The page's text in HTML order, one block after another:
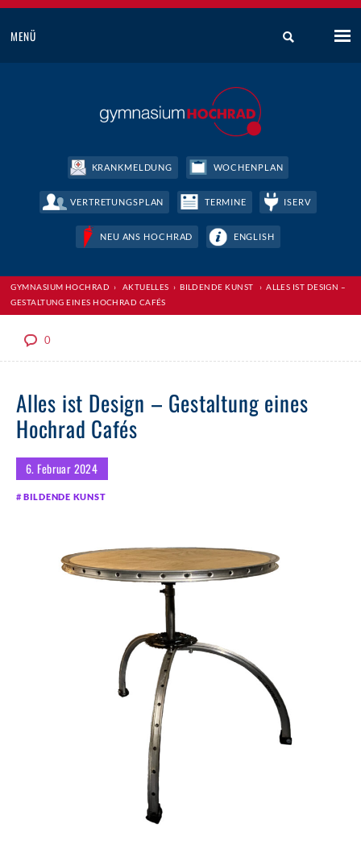
MENÜ
KRANKMELDUNG WOCHENPLAN
VERTRETUNGSPLAN TERMINE ISERV
NEU ANS HOCHRAD ENGLISH
GYMNASIUM HOCHRAD › AKTUELLES ›BILDENDE KUNST ›ALLES IST DESIGN –
GESTALTUNG EINES HOCHRAD CAFÉS
0
Alles ist Design – Gestaltung eines
Hochrad Cafés
6. Februar 2024
BILDENDE KUNST